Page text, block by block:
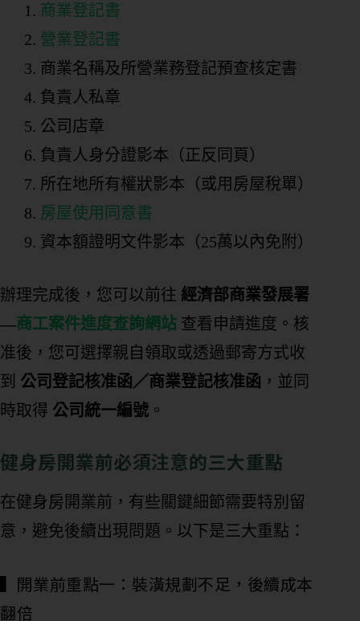
商業登記書
營業登記書
商業名稱及所營業務登記預查核定書
負責人私章
公司店章
負責人身分證影本（正反同頁）
所在地所有權狀影本（或用房屋稅單）
房屋使用同意書
資本額證明文件影本（25萬以內免附）
辦理完成後，您可以前往 經濟部商業發展署
––商工案件進度查詢網站 查看申請進度。核
准後，您可選擇親自領取或透過郵寄方式收
到 公司登記核准函／商業登記核准函 ，並同
時取得 公司統一編號 。
健身房開業前必須注意的三大重點
在健身房開業前，有些關鍵細節需要特別留
意，避免後續出現問題。以下是三大重點：
▍開業前重點一：裝潢規劃不足，後續成本
翻倍